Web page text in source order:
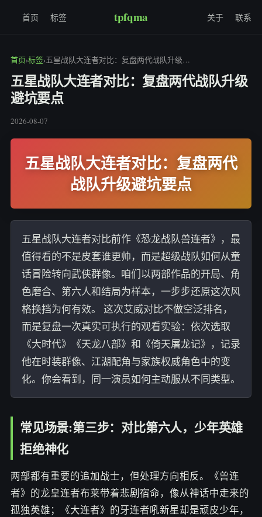
首页 标签 tpfqma 关于 联系
首页›标签› 五星战队大连者对比：复盘两代战队升级避坑要点
五星战队大连者对比：复盘两代战队升级
避坑要点
2026-08-07
五星战队大连者对比：复盘两代
战队升级避坑要点
五星战队大连者对比前作《恐龙战队兽连者》，最
值得看的不是皮套谁更帅，而是超级战队如何从童
话冒险转向武侠群像。咱们以两部作品的开局、角
色磨合、第六人和结局为样本，一步步还原这次风
格换挡为何有效。 这次艾威对比不做空泛排名，
而是复盘一次真实可执行的观看实验：依次选取
《大时代》《天龙八部》和《倚天屠龙记》，记录
他在时装群像、江湖配角与家族权威角色中的变
化。你会看到，同一演员如何主动服从不同类型。
常见场景:第三步：对比第六人，少年英雄
拒绝神化
两部都有重要的追加战士，但处理方向相反。《兽连
者》的龙皇连者布莱带着悲剧宿命，像从神话中走来的
孤独英雄；《大连者》的牙连者吼新星却是顽皮少年，